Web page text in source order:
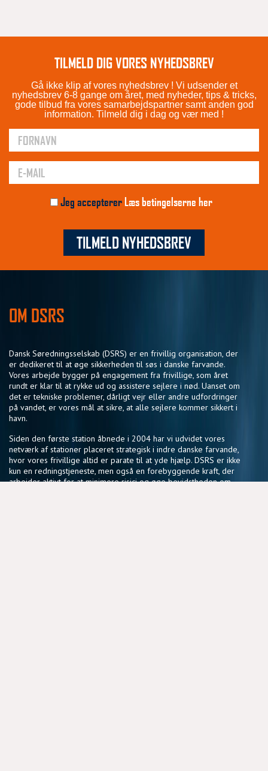
TILMELD DIG VORES NYHEDSBREV
Gå ikke klip af vores nyhedsbrev ! Vi udsender et
nyhedsbrev 6-8 gange om året, med nyheder, tips & tricks,
gode tilbud fra vores samarbejdspartner samt anden god
information. Tilmeld dig i dag og vær med !
Jeg acceptererLæs betingelserne her
TILMELD NYHEDSBREV
OM DSRS
Dansk Søredningsselskab (DSRS) er en frivillig organisation, der
er dedikeret til at øge sikkerheden til søs i danske farvande.
Vores arbejde bygger på engagement fra frivillige, som året
rundt er klar til at rykke ud og assistere sejlere i nød. Uanset om
det er tekniske problemer, dårligt vejr eller andre udfordringer
på vandet, er vores mål at sikre, at alle sejlere kommer sikkert i
havn.
Siden den første station åbnede i 2004 har vi udvidet vores
netværk af stationer placeret strategisk i indre danske farvande,
hvor vores frivillige altid er parate til at yde hjælp. DSRS er ikke
kun en redningstjeneste, men også en forebyggende kraft, der
arbejder aktivt for at minimere risici og øge bevidstheden om